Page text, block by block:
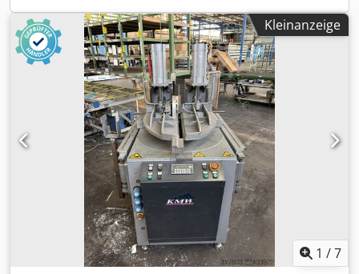
Gewährleistung
Kleinanzeige
1 /7